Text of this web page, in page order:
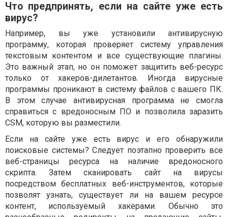
Что предпринять, если на сайте уже есть
вирус?
Например, вы уже установили антивирусную
программу, которая проверяет систему управления
текстовым контентом и все существующие плагины.
Это важный этап, но он поможет защитить веб-ресурс
только от хакеров-дилетантов. Иногда вирусные
программы проникают в систему файлов с вашего ПК.
В этом случае антивирусная программа не смогла
справиться с вредоносным ПО и позволила заразить
CSM, которую вы разместили.
Если на сайте уже есть вирус и его обнаружили
поисковые системы? Следует поэтапно проверить все
веб-страницы ресурса на наличие вредоносного
скрипта. Затем сканировать сайт на вирусы
посредством бесплатных веб-инструментов, которые
позволят узнать, существует ли на вашем ресурсе
контент, используемый хакерами. Обычно это